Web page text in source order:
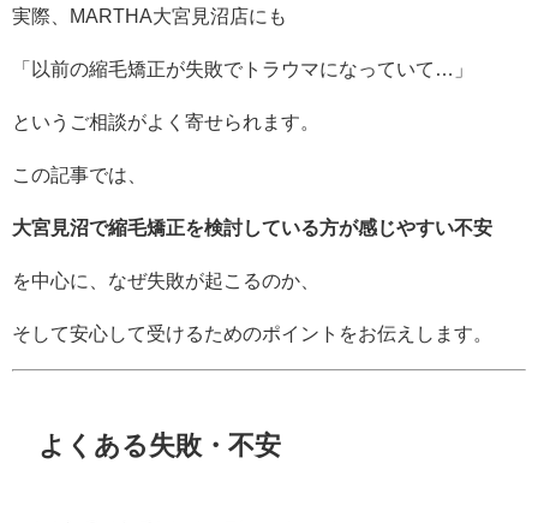
実際、MARTHA大宮見沼店にも
「以前の縮毛矯正が失敗でトラウマになっていて…」
というご相談がよく寄せられます。
この記事では、
大宮見沼で縮毛矯正を検討している方が感じやすい不安
を中心に、なぜ失敗が起こるのか、
そして安心して受けるためのポイントをお伝えします。
よくある失敗・不安